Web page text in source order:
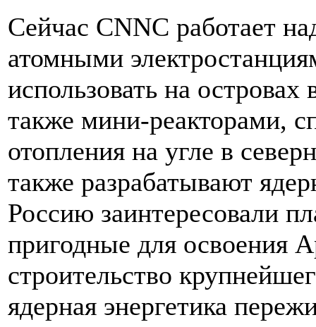
Сейчас CNNC работает
атомными
использовать на
также мини-реакторами,
отопления на угле в
также разрабатывают
Россию заинтересовали
пригодные для освоения
строительство
ядерная энергетика